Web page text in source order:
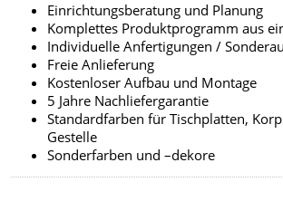
Einrichtungsberatung und Planung
Komplettes Produktprogramm aus
Individuelle Anfertigungen /
Freie Anlieferung
Kostenloser Aufbau und Montage
5 Jahre Nachliefergarantie
Standardfarben für Tischplatten,
Gestelle
Sonderfarben und –dekore